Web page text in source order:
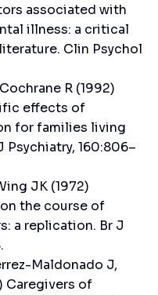
associated with
illness: a critical
Clin Psychol
R (1992)
effects of
for families living
160:806–
JK (1972)
the course of
a replication. Br J
Maldonado J,
Caregivers of